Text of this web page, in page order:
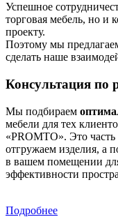
Успешное
торговая мебель, но и
проекту.
Поэтому мы
сделать наше
Консультация по
Мы подбираем
мебели для тех
«PROMTO». Это
отгружаем изделия, а
в вашем помещении
эффективности
Подробнее